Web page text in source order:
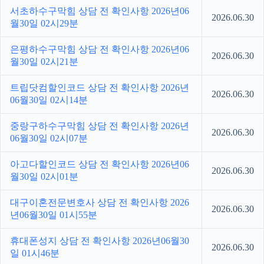
서초하수구막힘 상담 전 확인사항 2026년06
월30일 02시29분
2026.06.30
은평하수구막힘 상담 전 확인사항 2026년06
월30일 02시21분
2026.06.30
트립닷컴할인코드 상담 전 확인사항 2026년
06월30일 02시14분
2026.06.30
중랑구하수구막힘 상담 전 확인사항 2026년
06월30일 02시07분
2026.06.30
아고다할인코드 상담 전 확인사항 2026년06
월30일 02시01분
2026.06.30
대구이혼전문변호사 상담 전 확인사항 2026
년06월30일 01시55분
2026.06.30
휴대폰성지 상담 전 확인사항 2026년06월30
일 01시46분
2026.06.30